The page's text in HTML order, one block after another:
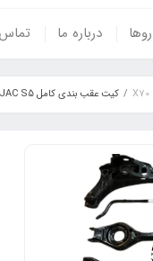
درباره ما تماس
X70 کیت عقب بندی کامل JAC S5